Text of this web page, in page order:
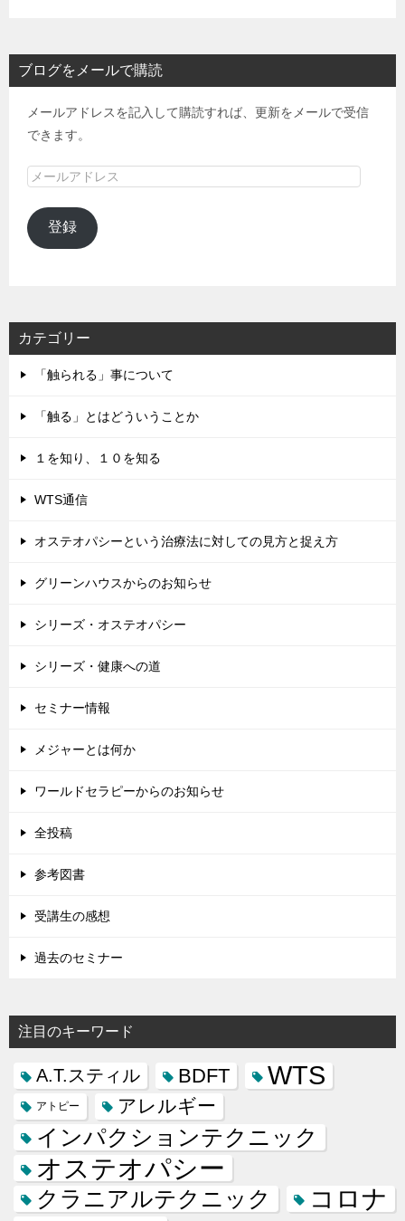
ブログをメールで購読
メールアドレスを記入して購読すれば、更新をメールで受信
できます。
メ
ル
ア
登録
カテゴリー
「触られる」事について
「触る」とはどういうことか
１を知り、１０を知る
WTS通信
オステオパシーという治療法に対しての見方と捉え方
グリーンハウスからのお知らせ
シリーズ・オステオパシー
シリーズ・健康への道
セミナー情報
メジャーとは何か
ワールドセラピーからのお知らせ
全投稿
参考図書
受講生の感想
過去のセミナー
注目のキーワード
A.T.スティル BDFT WTS
アトピー アレルギー
インパクションテクニック
オステオパシー
クラニアルテクニック コロナ